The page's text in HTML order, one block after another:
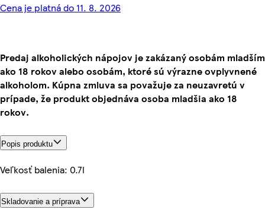
Cena je platná do 11. 8. 2026
Predaj alkoholických nápojov je zakázaný osobám mladším
ako 18 rokov alebo osobám, ktoré sú výrazne ovplyvnené
alkoholom. Kúpna zmluva sa považuje za neuzavretú v
prípade, že produkt objednáva osoba mladšia ako 18
rokov.
Popis produktu
Veľkosť balenia: 0.7l
Skladovanie a príprava